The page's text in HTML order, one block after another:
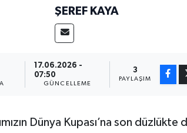
ŞEREF KAYA
17.06.2026 -
07:50
GÜNCELLEME
3
PAYLAŞIM
Dünya Kupası’na son